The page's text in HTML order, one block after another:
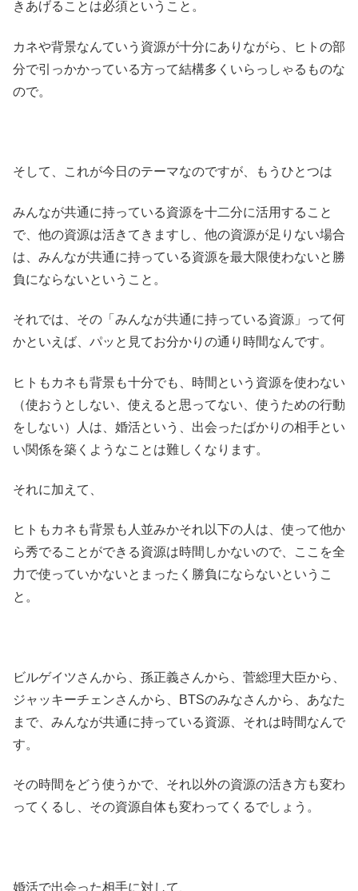
きあげることは必須ということ。
カネや背景なんていう資源が十分にありながら、ヒトの部
分で引っかかっている方って結構多くいらっしゃるものな
ので。
そして、これが今日のテーマなのですが、もうひとつは
みんなが共通に持っている資源を十二分に活用すること
で、他の資源は活きてきますし、他の資源が足りない場合
は、みんなが共通に持っている資源を最大限使わないと勝
負にならないということ。
それでは、その「みんなが共通に持っている資源」って何
かといえば、パッと見てお分かりの通り時間なんです。
ヒトもカネも背景も十分でも、時間という資源を使わない
（使おうとしない、使えると思ってない、使うための行動
をしない）人は、婚活という、出会ったばかりの相手とい
い関係を築くようなことは難しくなります。
それに加えて、
ヒトもカネも背景も人並みかそれ以下の人は、使って他か
ら秀でることができる資源は時間しかないので、ここを全
力で使っていかないとまったく勝負にならないというこ
と。
ビルゲイツさんから、孫正義さんから、菅総理大臣から、
ジャッキーチェンさんから、BTSのみなさんから、あなた
まで、みんなが共通に持っている資源、それは時間なんで
す。
その時間をどう使うかで、それ以外の資源の活き方も変わ
ってくるし、その資源自体も変わってくるでしょう。
婚活で出会った相手に対して、